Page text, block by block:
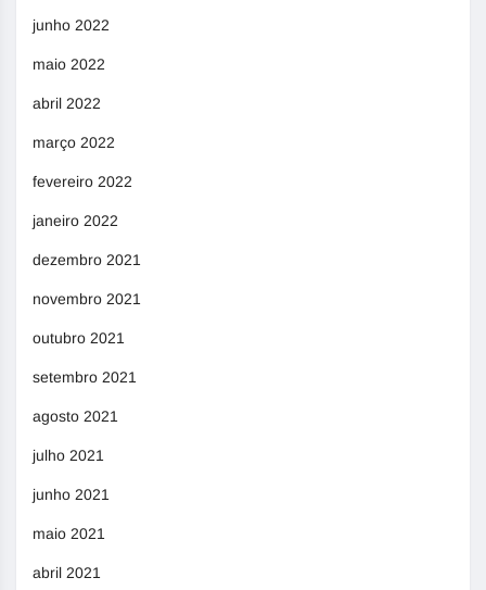
junho 2022
maio 2022
abril 2022
março 2022
fevereiro 2022
janeiro 2022
dezembro 2021
novembro 2021
outubro 2021
setembro 2021
agosto 2021
julho 2021
junho 2021
maio 2021
abril 2021